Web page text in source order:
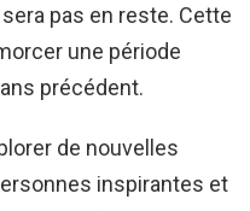
pas en reste. Cette
une période
précédent.
de nouvelles
inspirantes et